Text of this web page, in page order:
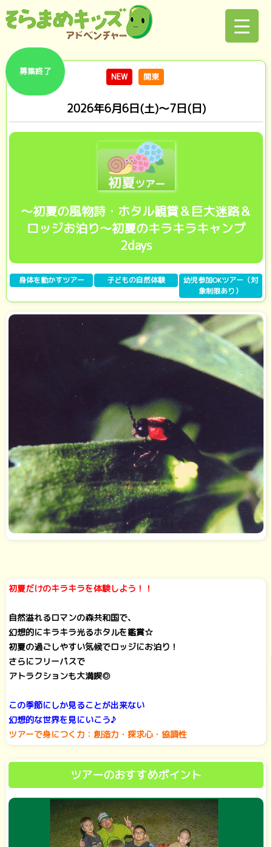
募集終了 NEW 関東
2026年6月6日(土)～7日(日)
～初夏の風物詩・ホタル観賞＆巨大迷路＆
ロッジお泊り～初夏のキラキラキャンプ
2days
身体を動かすツアー 子どもの自然体験
幼児参加OKツアー（対
象制限あり）
初夏だけのキラキラを体験しよう！！
自然溢れるロマンの森共和国で、
幻想的にキラキラ光るホタルを鑑賞☆
初夏の過ごしやすい気候でロッジにお泊り！
さらにフリーパスで
アトラクションも大満喫◎
この季節にしか見ることが出来ない
幻想的な世界を見にいこう♪
ツアーで身につく力：創造力・探求心・協調性
ツアーのおすすめポイント